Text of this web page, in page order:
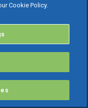
HR in un
riducendo errori e
Cookie Policy.